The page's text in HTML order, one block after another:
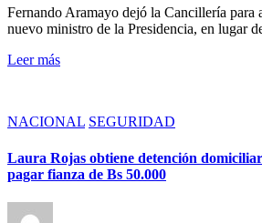
Fernando Aramayo dejó la Cancillería para
nuevo ministro de la Presidencia, en lugar
Leer más
NACIONAL SEGURIDAD
Laura Rojas obtiene detención
pagar fianza de Bs 50.000